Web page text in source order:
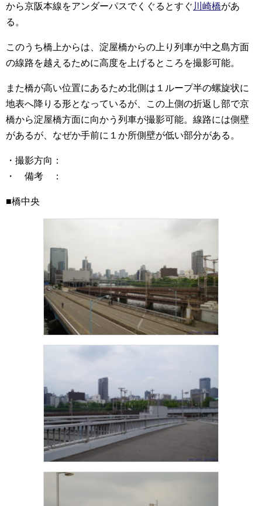
から京阪本線をアンダーパスでくぐるとすぐ 川崎橋があ
る。
このうち橋上からは、淀屋橋からの上り列車が中之島方面
の線路を越えるために高度を上げるところを撮影可能。
また橋が高い位置にあるため北側は１ループ半の螺旋状に
地表へ降りる形となっているが、この上側の折返し部で京
橋から淀屋橋方面に向かう列車が撮影可能。線路には側壁
があるが、なぜか手前に１か所側壁が低い部分がある。
・撮影方向：
・ 備考 ：
■橋中央